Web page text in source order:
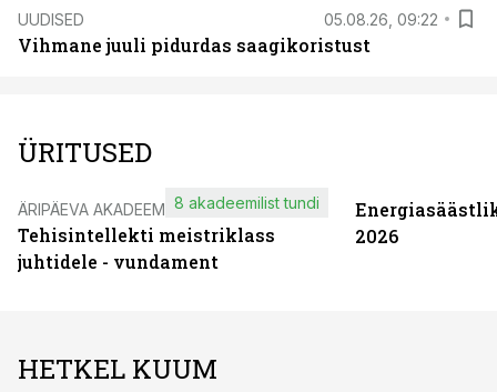
UUDISED 05.08.26, 09:22
Vihmane juuli pidurdas saagikoristust
ÜRITUSED
ÄRIPÄEVA AKADEEMIA
Tehisintellekti meistriklass
juhtidele - vundament
8 akadeemilist tundi
2026
HETKEL KUUM